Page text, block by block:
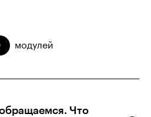
модулей
Что